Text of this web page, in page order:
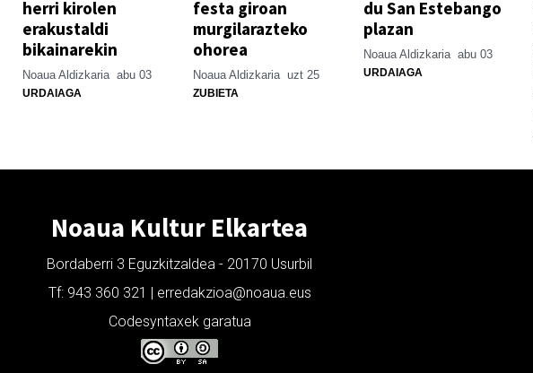
herri kirolen
erakustaldi
bikainarekin
Noaua Aldizkaria abu 03
URDAIAGA
festa giroan
murgilarazteko
ohorea
Noaua Aldizkaria uzt 25
ZUBIETA
du San Estebango
plazan
Noaua Aldizkaria abu 03
URDAIAGA
Noaua Kultur Elkartea
Bordaberri 3 Eguzkitzaldea - 20170 Usurbil
Tf: 943 360 321 | erredakzioa@noaua.eus
Codesyntaxek garatua